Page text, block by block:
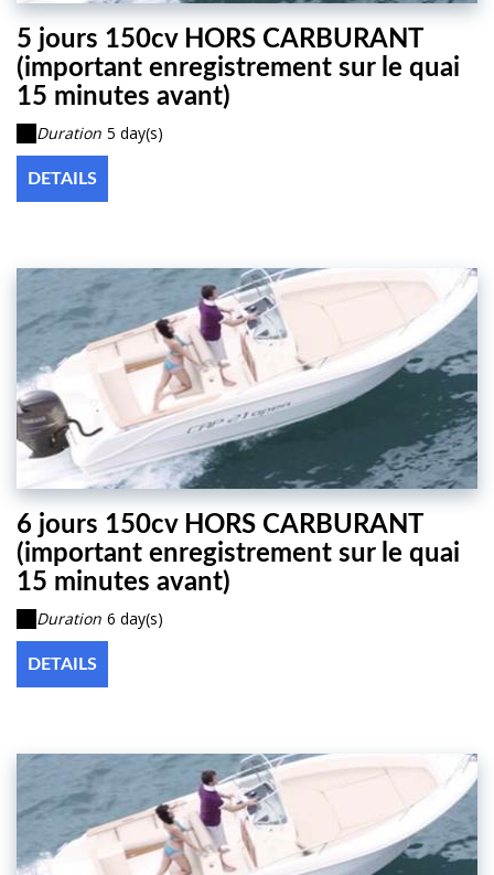
5 jours 150cv HORS CARBURANT
(important enregistrement sur le quai
15 minutes avant)
Duration 5 day(s)
DETAILS
6 jours 150cv HORS CARBURANT
(important enregistrement sur le quai
15 minutes avant)
Duration 6 day(s)
DETAILS